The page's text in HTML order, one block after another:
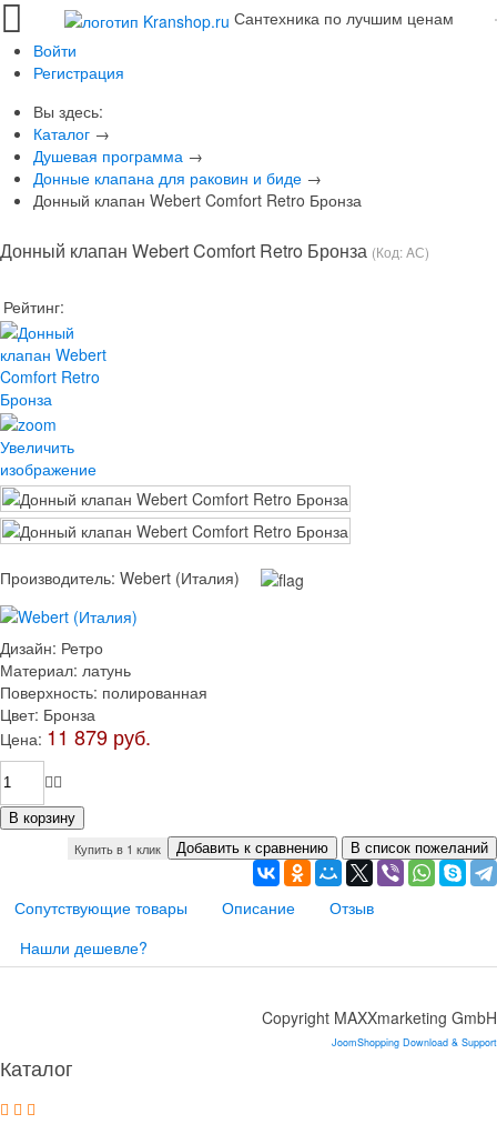
Сантехника по лучшим ценам
Войти
Регистрация
Вы здесь:
Каталог →
Душевая программа →
Донные клапана для раковин и биде →
Донный клапан Webert Comfort Retro Бронза
Донный клапан Webert Comfort Retro Бронза (Код:AС)
Рейтинг:
Увеличить
изображение
Производитель: Webert (Италия)
Дизайн: Ретро
Материал: латунь
Поверхность: полированная
Цвет: Бронза
Цена: 11 879 руб.
Купить в 1 клик
Сопутствующие товары Описание
Отзыв
Нашли дешевле?
Copyright MAXXmarketing GmbH
JoomShopping Download & Support
Каталог